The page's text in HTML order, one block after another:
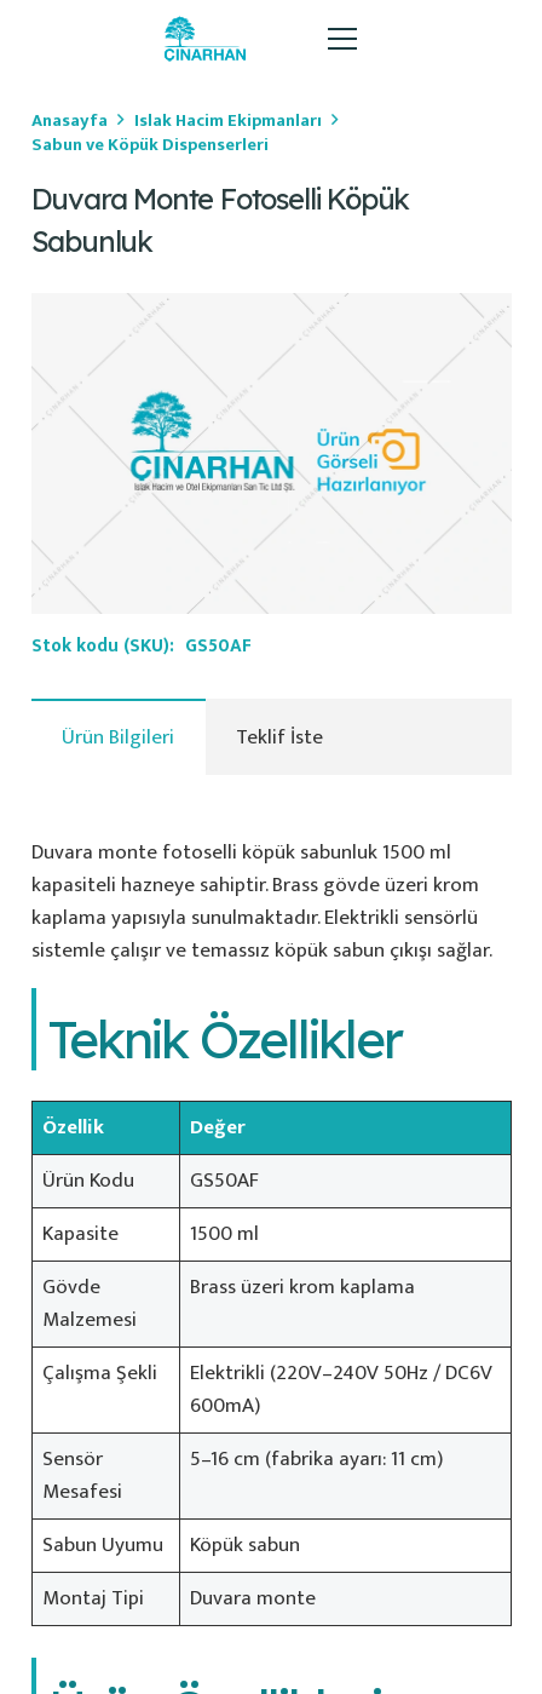
Anasayfa
Islak Hacim Ekipmanları
Sabun ve Köpük Dispenserleri
Duvara Monte Fotoselli Köpük
Sabunluk
Stok kodu (SKU): GS50AF
Ürün Bilgileri Teklif İste
Duvara monte fotoselli köpük sabunluk 1500 ml
kapasiteli hazneye sahiptir. Brass gövde üzeri krom
kaplama yapısıyla sunulmaktadır. Elektrikli sensörlü
sistemle çalışır ve temassız köpük sabun çıkışı sağlar.
Teknik Özellikler
Özellik
Değer
Ürün Kodu
GS50AF
Kapasite
1500 ml
Gövde
Malzemesi
Brass üzeri krom kaplama
Çalışma Şekli
Elektrikli (220V–240V 50Hz / DC6V
600mA)
Sensör
Mesafesi
5–16 cm (fabrika ayarı: 11 cm)
Sabun Uyumu
Köpük sabun
Montaj Tipi
Duvara monte